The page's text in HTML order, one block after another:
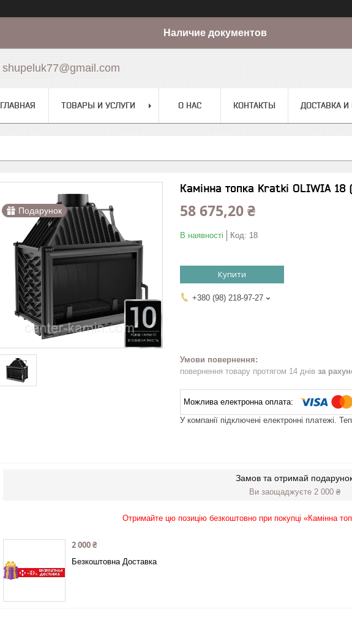
Наличие документов
shupeluk77@gmail.com
ГЛАВНАЯ ТОВАРЫ И УСЛУГИ О НАС КОНТАКТЫ ДОСТАВКА И
Подарунок
Камінна топка Kratki OLIWIA 18
58 675,20 ₴
В наявності Код: 18
Купити
+380 (98) 218-97-27
повернення товару протягом 14 днів за
У компанії підключені електронні платежі.
Замов та отримай
Ви заощаджуєте 2 000 ₴
Отримайте цю позицію безкоштовно при покупці «Камінна
2 000 ₴
Безкоштовна Доставка